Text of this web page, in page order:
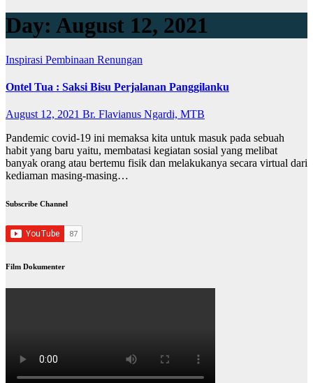
Day: August 12, 2021
Inspirasi Pembinaan Renungan
Ontel Tua : Saksi Bisu Perjalanan Panggilanku
August 12, 2021 Br. Flavianus Ngardi, MTB
Pandemic covid-19 ini memaksa kita untuk masuk pada sebuah
habit yang baru yaitu, membatasi kegiatan sosial yang melibat
banyak orang atau bertemu fisik dan melakukanya secara virtual dari
kediaman masing-masing…
Subscribe Channel
Film Dokumenter